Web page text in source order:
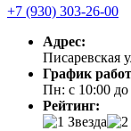
+7 (930) 303-26-00
Адрес:
Писаревская
График
Пн: с 10:00 до
Рейтинг: